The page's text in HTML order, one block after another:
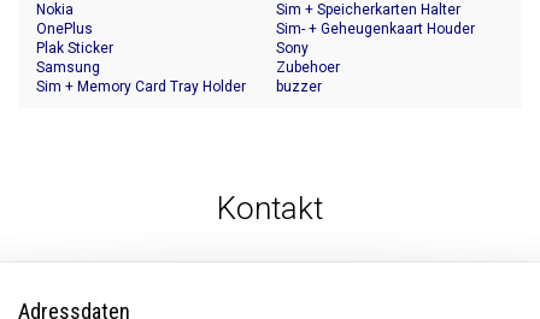
Nokia
OnePlus
Plak Sticker
Samsung
Sim + Memory Card Tray Holder
Sim + Speicherkarten Halter
Sim- + Geheugenkaart Houder
Sony
Zubehoer
buzzer
Kontakt
Adressdaten